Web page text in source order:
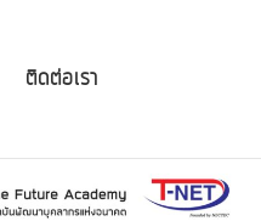
ติดต่อเรา